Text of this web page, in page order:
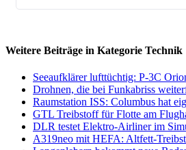
Weitere Beiträge in Kategorie Technik
Seeaufklärer lufttüchtig: P-3C
Drohnen, die bei Funkabriss
Raumstation ISS: Columbus hat
GTL Treibstoff für Flotte am
DLR testet Elektro-Airliner im
A319neo mit HEFA: Altfett-